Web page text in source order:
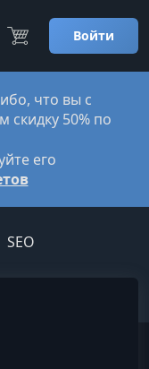
Войти
что вы с
скидку 50% по
его
SEO